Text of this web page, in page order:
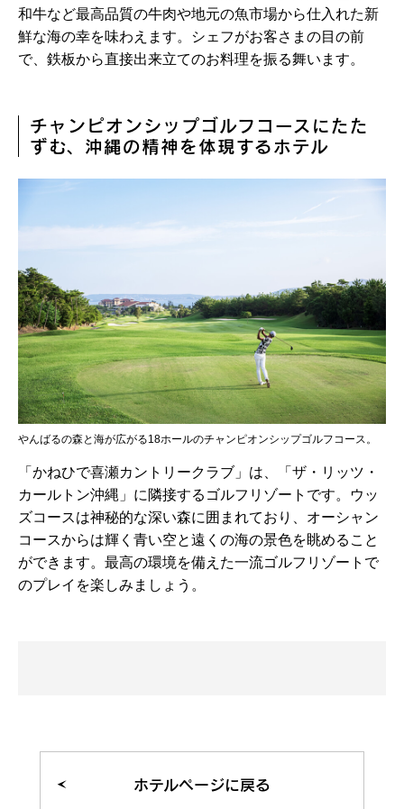
和牛など最高品質の牛肉や地元の魚市場から仕入れた新
鮮な海の幸を味わえます。シェフがお客さまの目の前
で、鉄板から直接出来立てのお料理を振る舞います。
チャンピオンシップゴルフコースにたた
ずむ、沖縄の精神を体現するホテル
やんばるの森と海が広がる18ホールのチャンピオンシップゴルフコース。
「かねひで喜瀬カントリークラブ」は、「ザ・リッツ・
カールトン沖縄」に隣接するゴルフリゾートです。ウッ
ズコースは神秘的な深い森に囲まれており、オーシャン
コースからは輝く青い空と遠くの海の景色を眺めること
ができます。最高の環境を備えた一流ゴルフリゾートで
のプレイを楽しみましょう。
ホテルページに戻る